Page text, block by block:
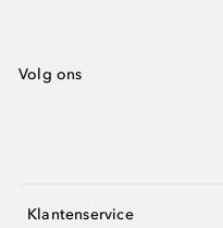
Volg ons
Klantenservice